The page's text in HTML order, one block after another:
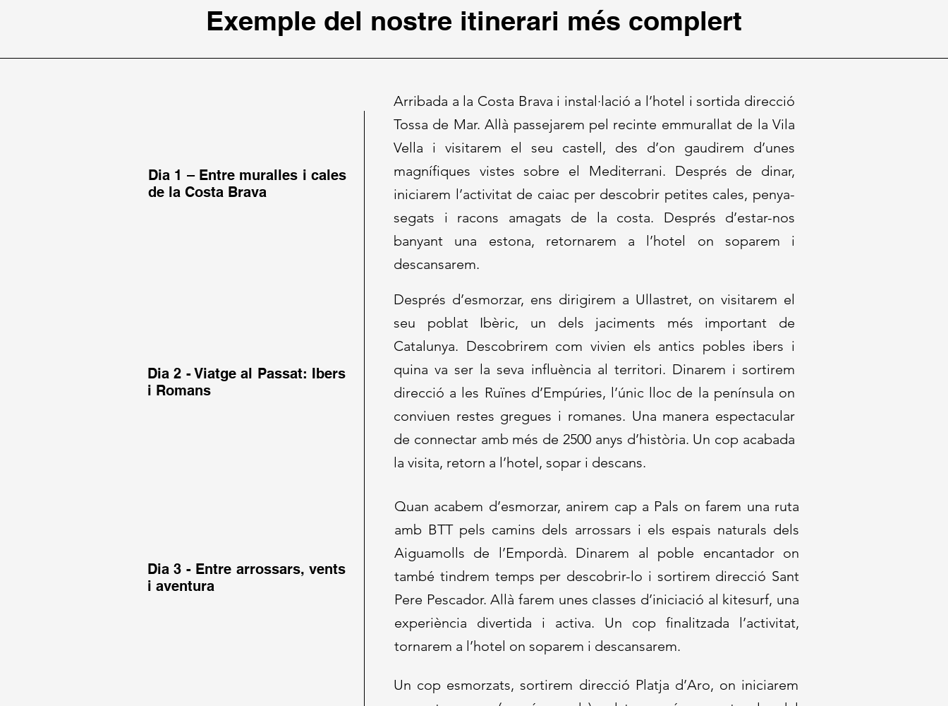
Exemple del nostre itinerari més complert
Dia 1 – Entre muralles i cales
de la Costa Brava
Dia 2 - Viatge al Passat: Ibers
i Romans
Dia 3 - Entre arrossars, vents
i aventura
Arribada a la Costa Brava i instal·lació a l’hotel i sortida direcció
Tossa de Mar. Allà passejarem pel recinte emmurallat de la Vila
Vella i visitarem el seu castell, des d’on gaudirem d’unes
magnífiques vistes sobre el Mediterrani. Després de dinar,
iniciarem l’activitat de caiac per descobrir petites cales, penya-
segats i racons amagats de la costa. Després d’estar-nos
banyant una estona, retornarem a l’hotel on soparem i
descansarem.
Després d’esmorzar, ens dirigirem a Ullastret, on visitarem el
seu poblat Ibèric, un dels jaciments més important de
Catalunya. Descobrirem com vivien els antics pobles ibers i
quina va ser la seva influència al territori. Dinarem i sortirem
direcció a les Ruïnes d’Empúries, l’únic lloc de la península on
conviuen restes gregues i romanes. Una manera espectacular
de connectar amb més de 2500 anys d’història. Un cop acabada
la visita, retorn a l’hotel, sopar i descans.
Quan acabem d’esmorzar, anirem cap a Pals on farem una ruta
amb BTT pels camins dels arrossars i els espais naturals dels
Aiguamolls de l’Empordà. Dinarem al poble encantador on
també tindrem temps per descobrir-lo i sortirem direcció Sant
Pere Pescador. Allà farem unes classes d’iniciació al kitesurf, una
experiència divertida i activa. Un cop finalitzada l’activitat,
tornarem a l’hotel on soparem i descansarem.
Un cop esmorzats, sortirem direcció Platja d’Aro, on iniciarem